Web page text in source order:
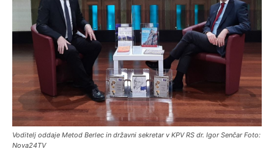
Voditelj oddaje Metod Berlec in državni sekretar v KPV RS dr. Igor Senčar Foto:
Nova24TV